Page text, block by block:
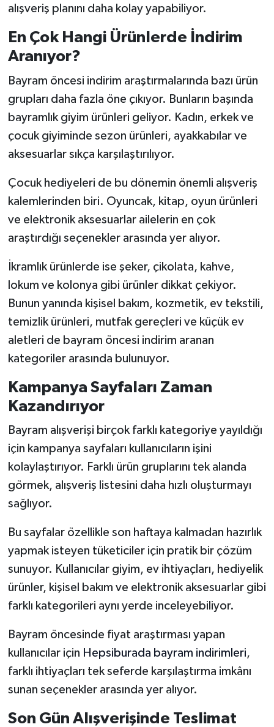
alışveriş planını daha kolay yapabiliyor.
En Çok Hangi Ürünlerde İndirim
Aranıyor?
Bayram öncesi indirim araştırmalarında bazı ürün
grupları daha fazla öne çıkıyor. Bunların başında
bayramlık giyim ürünleri geliyor. Kadın, erkek ve
çocuk giyiminde sezon ürünleri, ayakkabılar ve
aksesuarlar sıkça karşılaştırılıyor.
Çocuk hediyeleri de bu dönemin önemli alışveriş
kalemlerinden biri. Oyuncak, kitap, oyun ürünleri
ve elektronik aksesuarlar ailelerin en çok
araştırdığı seçenekler arasında yer alıyor.
İkramlık ürünlerde ise şeker, çikolata, kahve,
lokum ve kolonya gibi ürünler dikkat çekiyor.
Bunun yanında kişisel bakım, kozmetik, ev tekstili,
temizlik ürünleri, mutfak gereçleri ve küçük ev
aletleri de bayram öncesi indirim aranan
kategoriler arasında bulunuyor.
Kampanya Sayfaları Zaman
Kazandırıyor
Bayram alışverişi birçok farklı kategoriye yayıldığı
için kampanya sayfaları kullanıcıların işini
kolaylaştırıyor. Farklı ürün gruplarını tek alanda
görmek, alışveriş listesini daha hızlı oluşturmayı
sağlıyor.
Bu sayfalar özellikle son haftaya kalmadan hazırlık
yapmak isteyen tüketiciler için pratik bir çözüm
sunuyor. Kullanıcılar giyim, ev ihtiyaçları, hediyelik
ürünler, kişisel bakım ve elektronik aksesuarlar gibi
farklı kategorileri aynı yerde inceleyebiliyor.
Bayram öncesinde fiyat araştırması yapan
kullanıcılar için Hepsiburada bayram indirimleri,
farklı ihtiyaçları tek seferde karşılaştırma imkânı
sunan seçenekler arasında yer alıyor.
Son Gün Alışverişinde Teslimat